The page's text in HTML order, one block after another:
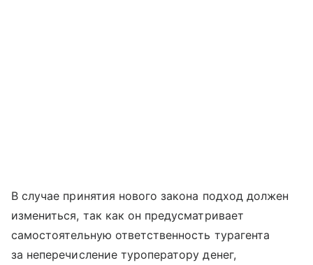
В случае принятия нового закона подход должен
измениться, так как он предусматривает
самостоятельную ответственность турагента
за неперечисление туроператору денег,